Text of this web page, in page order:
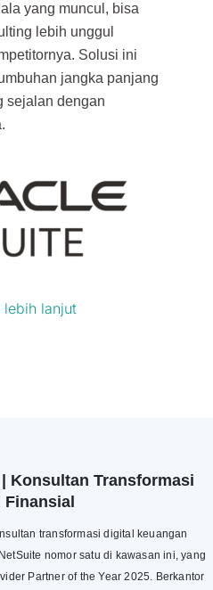
yang muncul, bisa
lebih unggul
Solusi ini
jangka panjang
sejalan dengan
lebih lanjut
Konsultan Transformasi
Finansial
transformasi digital keuangan
nomor satu di kawasan ini, yang
Partner of the Year 2025. Berkantor